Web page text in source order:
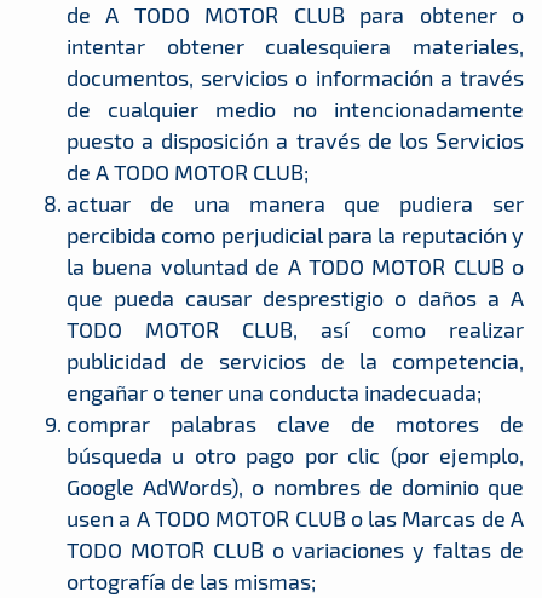
de A TODO MOTOR CLUB para obtener o
intentar obtener cualesquiera materiales,
documentos, servicios o información a través
de cualquier medio no intencionadamente
puesto a disposición a través de los Servicios
de A TODO MOTOR CLUB;
actuar de una manera que pudiera ser
percibida como perjudicial para la reputación y
la buena voluntad de A TODO MOTOR CLUB o
que pueda causar desprestigio o daños a A
TODO MOTOR CLUB, así como realizar
publicidad de servicios de la competencia,
engañar o tener una conducta inadecuada;
comprar palabras clave de motores de
búsqueda u otro pago por clic (por ejemplo,
Google AdWords), o nombres de dominio que
usen a A TODO MOTOR CLUB o las Marcas de A
TODO MOTOR CLUB o variaciones y faltas de
ortografía de las mismas;